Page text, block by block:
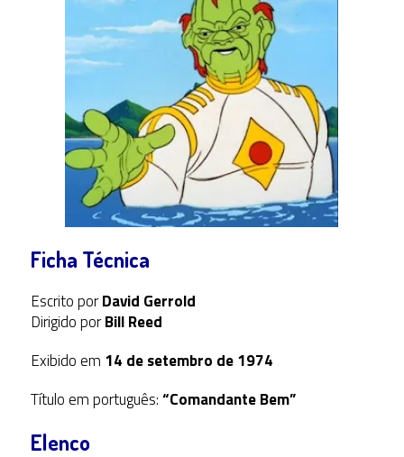
Ficha Técnica
Escrito porDavid Gerrold
Dirigido porBill Reed
Exibido em 14 de setembro de 1974
Título em português:“Comandante Bem”
Elenco